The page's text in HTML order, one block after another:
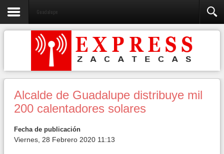
Guadalupe
Alcalde de Guadalupe distribuye mil
200 calentadores solares
Fecha de publicación
Viernes, 28 Febrero 2020 11:13